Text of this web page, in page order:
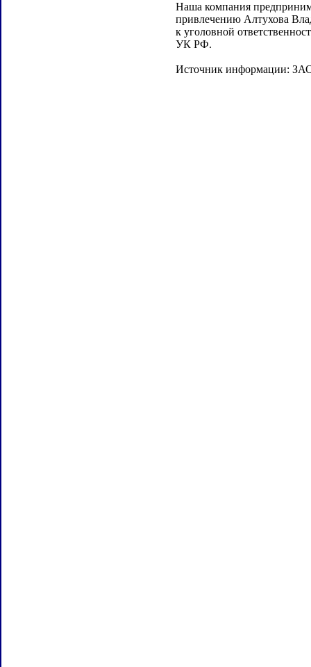
Наша компания
привлечению Алтухова
к уголовной
УК РФ.
Источник информации: